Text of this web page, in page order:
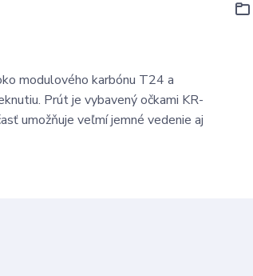
modulového karbónu T24 a
Prút je vybavený očkami KR-
umožňuje veľmí jemné vedenie aj